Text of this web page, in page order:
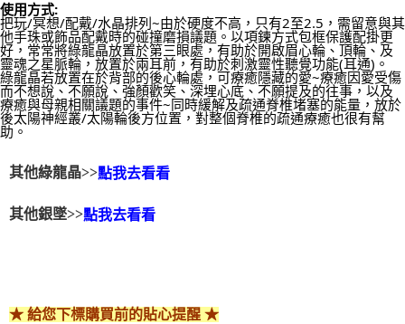
使用方式:
把玩/冥想/配戴/水晶排列~由於硬度不高，只有2至2.5，需留意與其
他手珠或飾品配戴時的碰撞磨損議題。以項鍊方式包框保護配掛更
好，常常將綠龍晶放置於第三眼處，有助於開啟眉心輪、頂輪、及
靈魂之星脈輪，放置於兩耳前，有助於刺激靈性聽覺功能(耳通)。
綠龍晶若放置在於背部的後心輪處，可療癒隱藏的愛~療癒因愛受傷
而不想說、不願說、強顏歡笑、深埋心底、不願提及的往事，以及
療癒與母親相關議題的事件~同時緩解及疏通脊椎堵塞的能量，放於
後太陽神經叢/太陽輪後方位置，對整個脊椎的疏通療癒也很有幫
助。
其他綠龍晶>>點我去看看
其他銀墜>>點我去看看
★ 給您下標購買前的貼心提醒 ★